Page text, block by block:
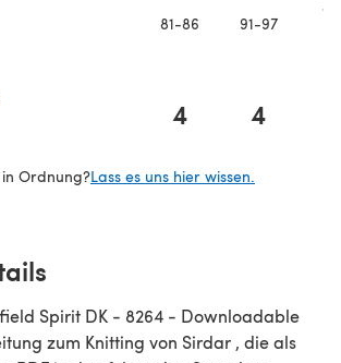
81-86 91-97
4 4
Ordnung?Lass es uns hier wissen.
Spirit DK - 8264 - Downloadable